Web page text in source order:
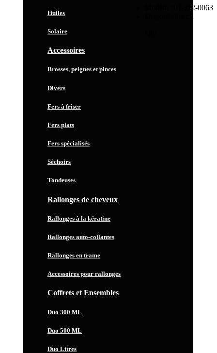
Huiles
Solaire
Accessoires
Brosses, peignes et pinces
Divers
Fers à friser
Fers plats
Fers spécialisés
Séchoirs
Tondeuses
Rallonges de cheveux
Rallonges à la kératine
Rallonges auto-collantes
Rallonges en trame
Accessoires pour rallonges
Coffrets et Ensembles
Duo 300 ML
Duo 500 ML
Duo Litres
01-112-0063